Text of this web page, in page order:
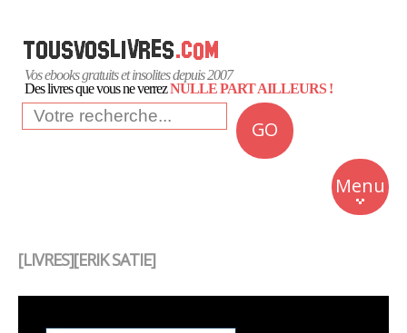
Vos ebooks gratuits et insolites depuis 2007
Des livres que vous ne verrezNULLE PART AILLEURS !
GO
Menu
Insolite
Business
[LIVRES][ERIK SATIE]